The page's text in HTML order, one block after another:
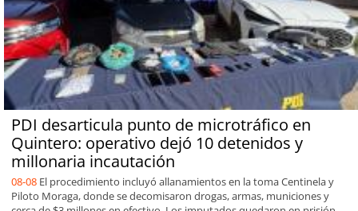
PDI desarticula punto de microtráfico en
Quintero: operativo dejó 10 detenidos y
millonaria incautación
08-08 El procedimiento incluyó allanamientos en la toma Centinela y
Piloto Moraga, donde se decomisaron drogas, armas, municiones y